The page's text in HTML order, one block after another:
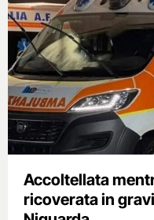
Accoltellata
ricoverata in